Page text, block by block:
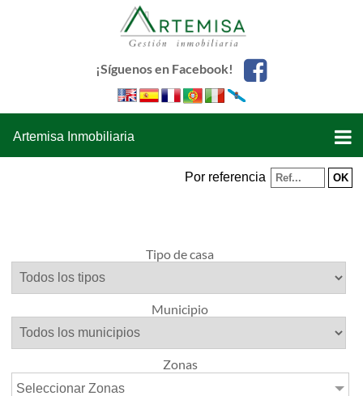
¡Síguenos en Facebook!
Artemisa Inmobiliaria
Por referencia
Tipo de casa
Municipio
Zonas
Seleccionar Zonas